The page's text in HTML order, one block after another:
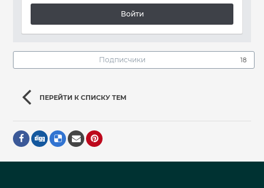
Войти
Подписчики 18
ПЕРЕЙТИ К СПИСКУ ТЕМ